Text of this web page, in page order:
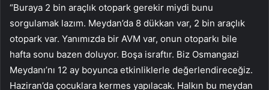
“Buraya 2 bin araçlık otopark gerekir miydi bunu
sorgulamak lazım. Meydan’da 8 dükkan var, 2 bin araçlık
otopark var. Yanımızda bir AVM var, onun otoparkı bile
hafta sonu bazen doluyor. Boşa israftır. Biz Osmangazi
Meydanı’nı 12 ay boyunca etkinliklerle değerlendireceğiz.
Haziran’da çocuklara kermes yapılacak. Halkın bu meydan